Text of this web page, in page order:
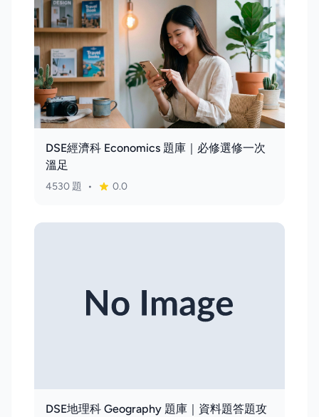
DSE經濟科 Economics 題庫｜必修選修一次
溫足
4530 題 • 0.0
DSE地理科 Geography 題庫｜資料題答題攻